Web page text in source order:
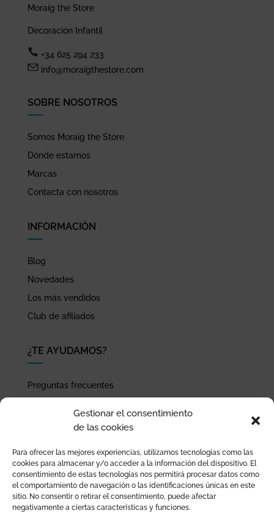
Gestionar el consentimiento
de las cookies
Para ofrecer las mejores experiencias, utilizamos tecnologías como las
cookies para almacenar y/o acceder a la información del dispositivo. El
consentimiento de estas tecnologías nos permitirá procesar datos como
el comportamiento de navegación o las identificaciones únicas en este
sitio. No consentir o retirar el consentimiento, puede afectar
negativamente a ciertas características y funciones.
Moraig the Store
Decoración Infantil
+34 625 294 233
info@moraigthestore.com
SOBRE NOSOTROS
Somos Moraig the Store
Dónde estamos
Marcas
Contacta con nosotros
INFORMACIÓN
Blog
Novedades
Los más vendidos
Club de afiliados
¿TE AYUDAMOS?
Preguntas frecuentes
Pago seguro
Devoluciones y garantía